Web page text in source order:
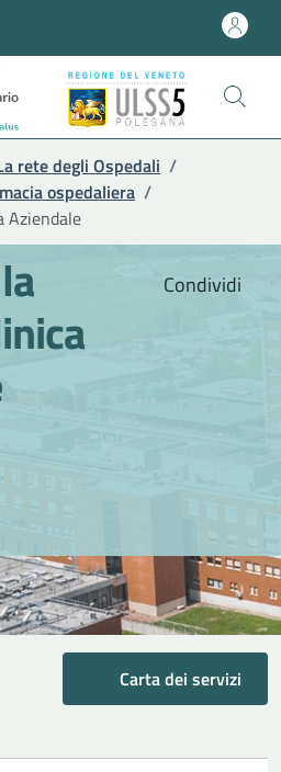
rete degli Ospedali /
ospedaliera /
Aziendale
Condividi
Carta dei servizi